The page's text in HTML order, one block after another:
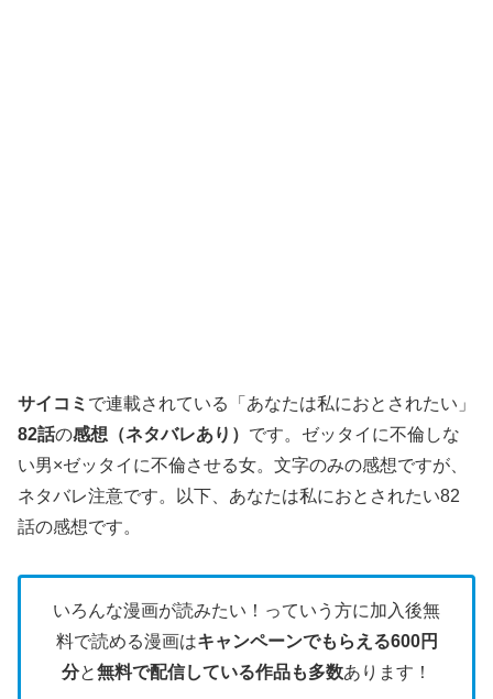
サイコミ で連載されている「あなたは私におとされたい」
82話の感想（ネタバレあり） です。ゼッタイに不倫しな
い男×ゼッタイに不倫させる女。文字のみの感想ですが、
ネタバレ注意です。
以下、あなたは私におとされたい82
話の感想です。
いろんな漫画が読みたい！っていう方に加入後無
料で読める漫画はキャンペーンでもらえる600円
分と無料で配信している作品も多数あります！